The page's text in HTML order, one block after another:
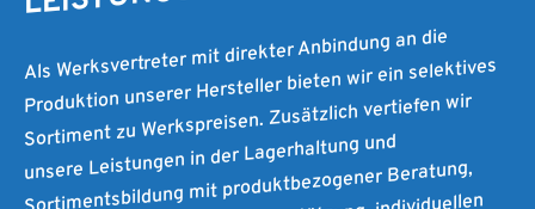
Als Werksvertreter mit direkter Anbindung an die
Produktion unserer Hersteller bieten wir ein selektives
Sortiment zu Werkspreisen. Zusätzlich vertiefen wir
unsere Leistungen in der Lagerhaltung und
Sortimentsbildung mit produktbezogener Beratung,